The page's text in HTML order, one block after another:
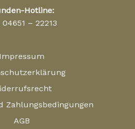
Hotline:
04651 – 22213
Impressum
Zahlungsbedingungen
AGB